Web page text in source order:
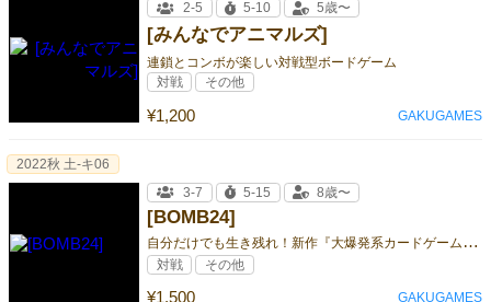
[みんなでアニマルズ]
連鎖とコンボが楽しい対戦型ボードゲーム
¥1,200
2-5
5-10 5歳〜
対戦 その他
GAKUGAMES
[BOMB24]
自
分だけでも生き残れ！新作『大爆発系カードゲーム：BOMB24』
¥1,500
2022秋 土-キ06
3-7
5-15 8歳〜
対戦 その他
GAKUGAMES